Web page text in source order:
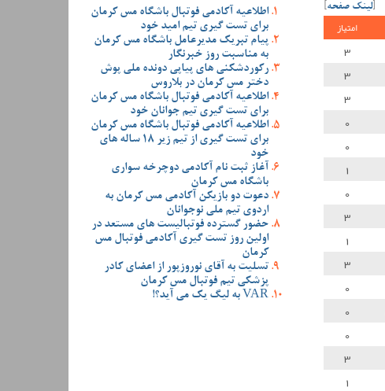
[لینک صفحه]
امتیاز
3
3
3
0
0
1
0
3
1
3
0
0
0
3
1
اطلاعیه آکادمی فوتبال باشگاه مس کرمان
برای تست گیری تیم امید خود
پیام تبریک مدیرعامل باشگاه مس کرمان
به مناسبت روز خبرنگار
رکوردشکنی های پیاپی دونده ملی پوش
دختر مس کرمان در بلاروس
اطلاعیه آکادمی فوتبال باشگاه مس کرمان
برای تست گیری تیم جوانان خود
اطلاعیه آکادمی فوتبال باشگاه مس کرمان
برای تست گیری از تیم زیر 18 ساله های
خود
آغاز ثبت نام آکادمی دوچرخه سواری
باشگاه مس کرمان
دعوت دو بازیکن آکادمی مس کرمان به
اردوی تیم ملی نوجوانان
حضور گسترده فوتبالیست های مستعد در
اولین روز تست گیری آکادمی فوتبال مس
کرمان
تسلیت به آقای نوروزپور از اعضای کادر
پزشکی تیم فوتبال مس کرمان
VAR به لیگ یک می آید؟!